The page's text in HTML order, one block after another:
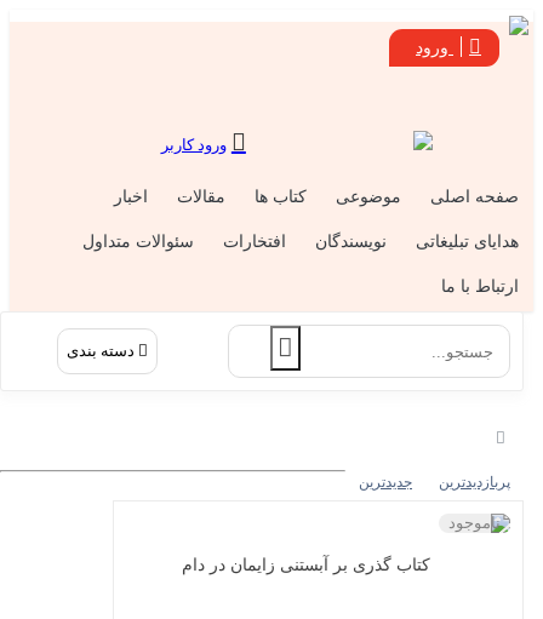
ورود
ورود کاربر
صفحه اصلی موضوعی کتاب ها مقالات اخبار
هدایای تبلیغاتی نویسندگان افتخارات سئوالات متداول
ارتباط با ما
دسته بندی
پربازدیدترین جدیدترین
کتاب گذری بر آبستنی زایمان در دام
ناموجود